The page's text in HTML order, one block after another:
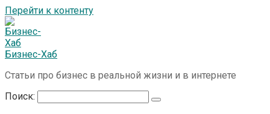
Перейти к контенту
Бизнес-Хаб
Статьи про бизнес в реальной жизни и в интернете
Поиск: